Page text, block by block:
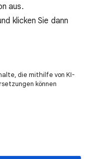
aus.
klicken Sie dann
die mithilfe von KI-
können